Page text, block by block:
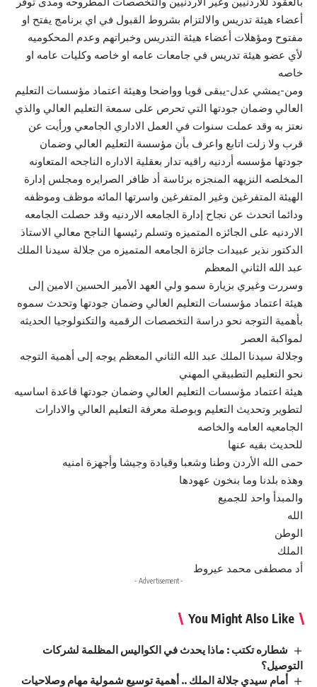
أعضاء هيئة تدريس والالتزام بشروط القبول في اي برنامج يفتح او
مفتوح ومؤهلات أعضاء هيئة التدريس وخبراتهم وعدم المحكوميه
لأي عضو هيئة تدريس في جامعات عامه او خاصه وكليات عامه او
خاصه
ومن-يمشي عدل-يبقى قويا وواضحا وهيئة اعتماد مؤسسات التعليم
العالي وضمان جودتها التي تحرص على سمعة التعليم العالي والذي
نعتز به وقد عملت سنوات في العمل الاداري الجامعي ورأيت عن
قرب ولا زلت اتابع واعرف بأن مؤسسة التعليم العالي وضمان
جودتها مؤسسه أردنيه راقيه تدار بعقلية الاداره الناجحه المتعاونه
المخلصه النزيهه المنجزه برئاسة أد ظافر الصرايره ومجلس إدارة
الهيئة المتفرغين وغير المتفرغين واسرتها المائه موظف وموظفه
ودائما اتحدث عن نجاح إدارة الجامعه الاردنيه وقد حصلت الجامعه
الاردنيه على الجائزه المتميزه وتسلم رئيسها الناجح معالي الاستاذ
الدكتور نذير عبيدات جائزة الجامعه المتميزه من جلالة سيدنا الملك
عبد الله الثاني المعظم
وسررت وغيري بزيارة سمو ولي العهد الأمير الحسين الامين إلى
هيئة اعتماد مؤسسات التعليم العالي وضمان جودتها وتحدث سموه
بأهمية التوجه نحو دراسة التخصصات الرقميه والتكنولوجيا الحديثه
لمواكبة العصر
وجلالة سيدنا الملك عبد الله الثاني المعظم يوجه إلى أهمية التوجه
نحو التعليم التطبيقي المهني
هيئة اعتماد مؤسسات التعليم العالي وضمان جودتها قاعدة اساسيه
لتطوير وتحديث التعليم وبوصلة معرفة التعليم العالي والادارات
الجامعيه العامه والخاصه
للحديث بقيه عنها
حمى الله الأردن وطنا وشعبا وقيادة وجيشا وأجهزة امنيه
وهذه بلدنا وما بنخون عهودها
والمبدأ واحد للجميع
الله
الوطن
الملك
أد مصطفى محمد عيروط
- Advertisement -
You Might Also Like
شطاره تكتب : ماذا يحدث في الكواليس المظلمة لشركات
التوصيل؟
أمام سيدي جلالة الملك .. أهمية توسيع شمولية مهام وصلاحيات